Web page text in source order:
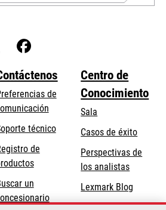
de
técnicoopens
de
un
Centro de
Conocimiento
Sala
Casos de éxito
Perspectivas de
los analistas
Lexmark Blog